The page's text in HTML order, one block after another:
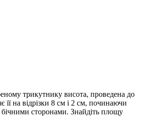
трикутнику висота, проведена до
її на відрізки 8 см і 2 см, починаючи
сторонами. Знайдіть площу